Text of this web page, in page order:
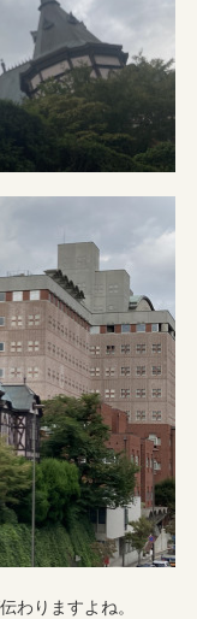
わりますよね。